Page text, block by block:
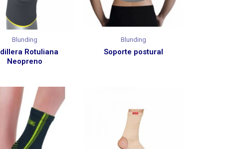
Blunding
Rotuliana
Neopreno
Blunding
Soporte postural